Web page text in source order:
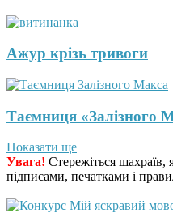
Ажур крізь тривоги
Таємниця «Залізного
Показати ще
Увага! Стережіться шахраїв,
підписами, печатками і